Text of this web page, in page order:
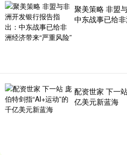
聚美策略 非盟
中东战事已给
配资世家 下一
亿美元新蓝海